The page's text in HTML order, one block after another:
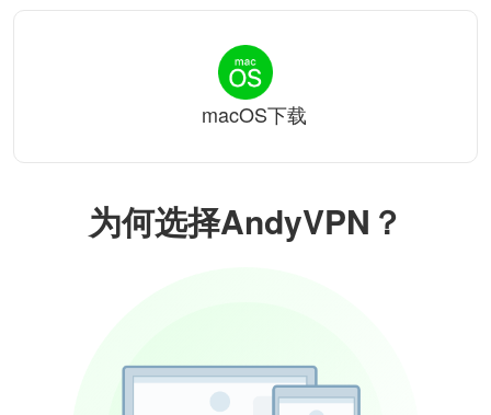
为何选择AndyVPN？
macOS下载